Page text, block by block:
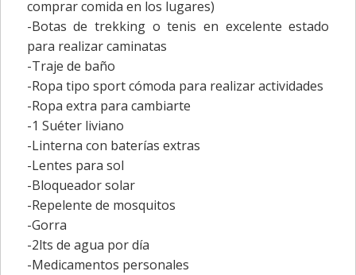
comprar comida en los lugares)
-Botas de trekking o tenis en excelente estado
para realizar caminatas
-Traje de baño
-Ropa tipo sport cómoda para realizar actividades
-Ropa extra para cambiarte
-1 Suéter liviano
-Linterna con baterías extras
-Lentes para sol
-Bloqueador solar
-Repelente de mosquitos
-Gorra
-2lts de agua por día
-Medicamentos personales